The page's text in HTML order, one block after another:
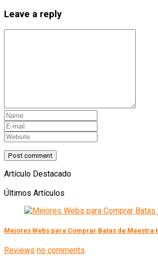
Leave a reply
Artículo Destacado
Últimos Artículos
Mejores Webs para Comprar Batas de Maestra
Reviews no comments